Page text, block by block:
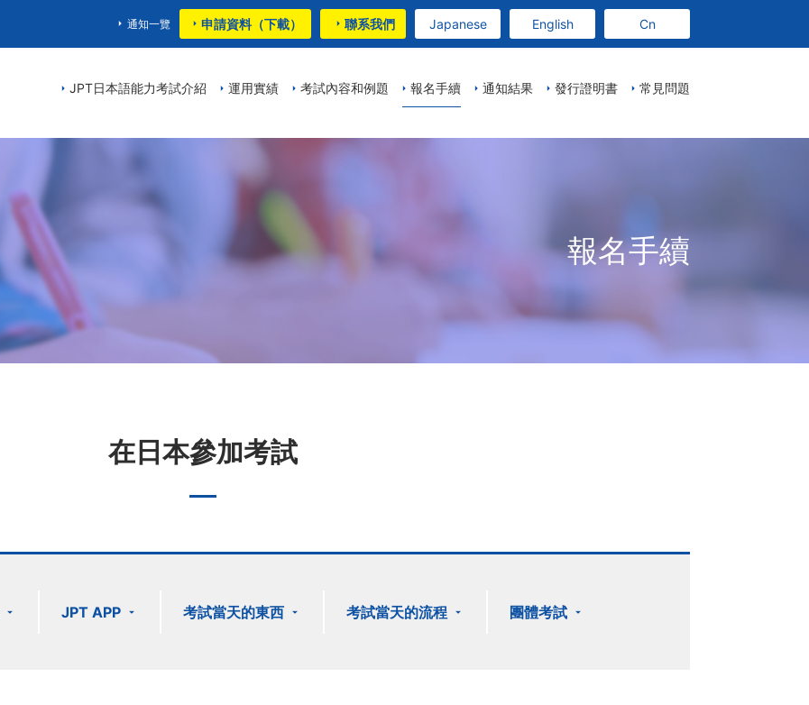
JPT日本語能力考試介紹 運用實績 考試內容和例題 報名手續 通知結果 發行證明書 常見問題
通知一覽 申請資料（下載） 聯系我們 Japanese English Cn
報名手續
在日本參加考試
JPT APP 考試當天的東西 考試當天的流程 團體考試